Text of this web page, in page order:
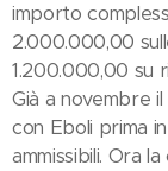
importo
2.000.000,00
1.200.000,00 su
Già a novembre
con Eboli prima
ammissibili. Ora